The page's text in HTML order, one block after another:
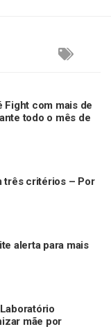
Fight com mais de
todo o mês de
três critérios – Por
alerta para mais
mãe por